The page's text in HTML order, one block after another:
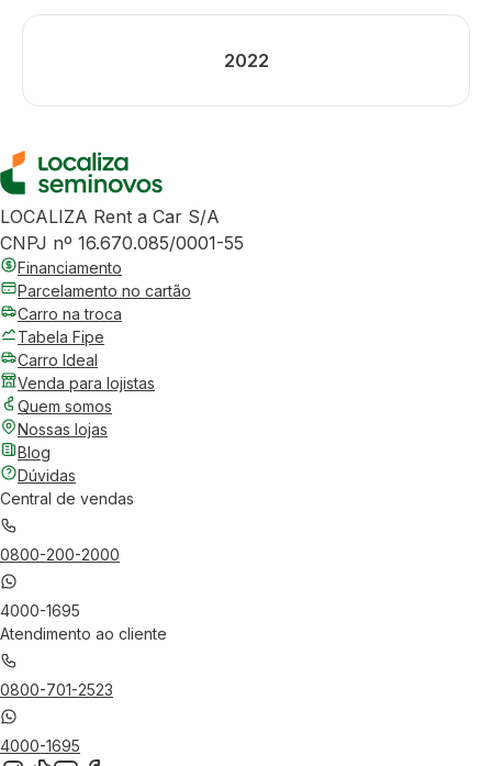
2022
LOCALIZA Rent a Car S/A
CNPJ nº 16.670.085/0001-55
Financiamento
Parcelamento no cartão
Carro na troca
Tabela Fipe
Carro Ideal
Venda para lojistas
Quem somos
Nossas lojas
Blog
Dúvidas
Central de vendas
0800-200-2000
4000-1695
Atendimento ao cliente
0800-701-2523
4000-1695